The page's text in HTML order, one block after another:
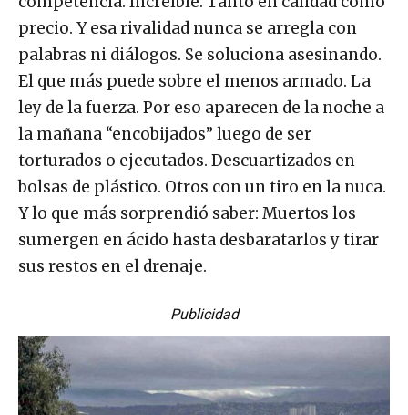
precio. Y esa rivalidad nunca se arregla con
palabras ni diálogos. Se soluciona asesinando.
El que más puede sobre el menos armado. La
ley de la fuerza. Por eso aparecen de la noche a
la mañana “encobijados” luego de ser
torturados o ejecutados. Descuartizados en
bolsas de plástico. Otros con un tiro en la nuca.
Y lo que más sorprendió saber: Muertos los
sumergen en ácido hasta desbaratarlos y tirar
sus restos en el drenaje.
Publicidad